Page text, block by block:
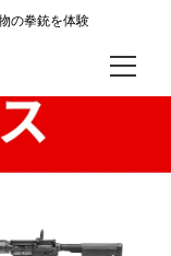
の拳銃を体験